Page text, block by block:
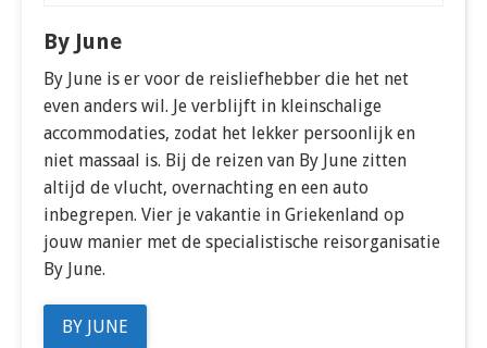
By June
By June is er voor de reisliefhebber die het net
even anders wil. Je verblijft in kleinschalige
accommodaties, zodat het lekker persoonlijk en
niet massaal is. Bij de reizen van By June zitten
altijd de vlucht, overnachting en een auto
inbegrepen. Vier je vakantie in Griekenland op
jouw manier met de specialistische reisorganisatie
By June.
BY JUNE